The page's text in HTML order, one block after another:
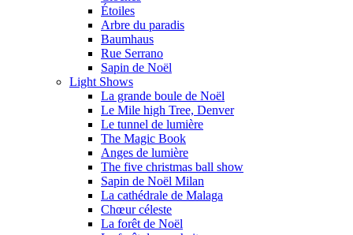
Étoiles
Arbre du paradis
Baumhaus
Rue Serrano
Sapin de Noël
Light Shows
La grande boule de Noël
Le Mile high Tree, Denver
Le tunnel de lumière
The Magic Book
Anges de lumière
The five christmas ball show
Sapin de Noël Milan
La cathédrale de Malaga
Chœur céleste
La forêt de Noël